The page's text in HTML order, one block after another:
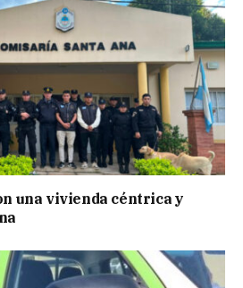
una vivienda céntrica y